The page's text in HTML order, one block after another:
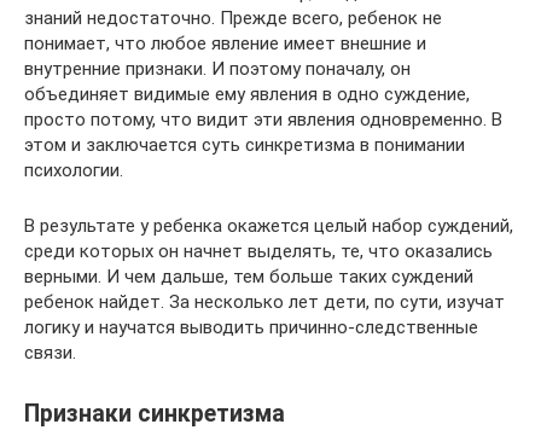
знаний недостаточно. Прежде всего, ребенок не
понимает, что любое явление имеет внешние и
внутренние признаки. И поэтому поначалу, он
объединяет видимые ему явления в одно суждение,
просто потому, что видит эти явления одновременно. В
этом и заключается суть синкретизма в понимании
психологии.
В результате у ребенка окажется целый набор суждений,
среди которых он начнет выделять, те, что оказались
верными. И чем дальше, тем больше таких суждений
ребенок найдет. За несколько лет дети, по сути, изучат
логику и научатся выводить причинно-следственные
связи.
Признаки синкретизма